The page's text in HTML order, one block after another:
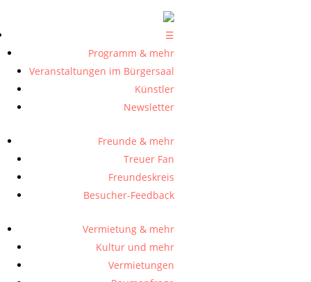
☰
Programm & mehr
Veranstaltungen im Bürgersaal
Künstler
Newsletter
Freunde & mehr
Treuer Fan
Freundeskreis
Besucher-Feedback
Vermietung & mehr
Kultur und mehr
Vermietungen